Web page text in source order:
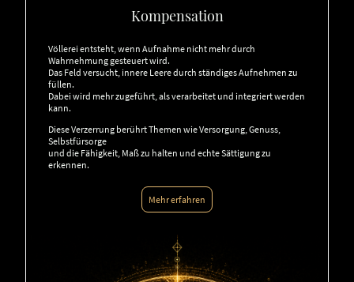
Kompensation
Völlerei entsteht, wenn Aufnahme nicht mehr durch
Wahrnehmung gesteuert wird.
Das Feld versucht, innere Leere durch ständiges Aufnehmen zu
füllen.
Dabei wird mehr zugeführt, als verarbeitet und integriert werden
kann.
Diese Verzerrung berührt Themen wie Versorgung, Genuss,
Selbstfürsorge
und die Fähigkeit, Maß zu halten und echte Sättigung zu
erkennen.
Mehr erfahren